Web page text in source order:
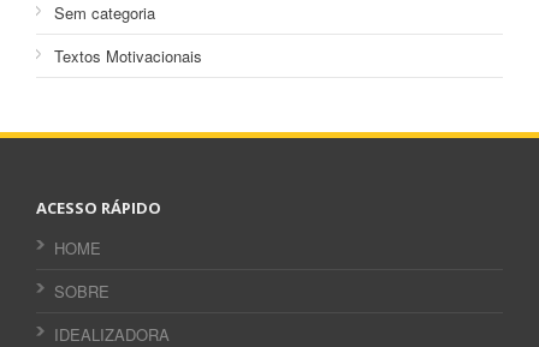
Sem categoria
Textos Motivacionais
ACESSO RÁPIDO
HOME
SOBRE
IDEALIZADORA